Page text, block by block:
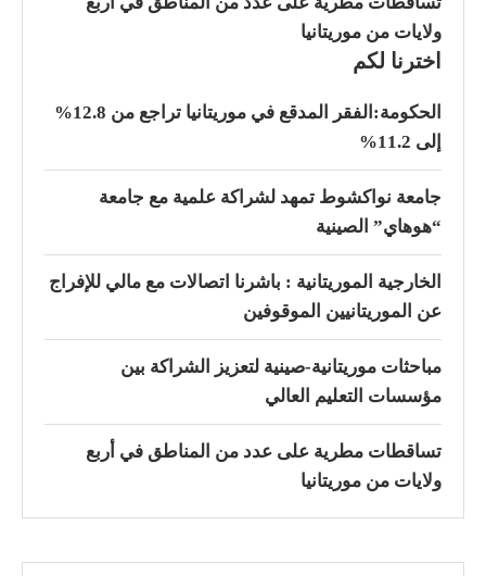
ولايات من موريتانيا
اخترنا لكم
الحكومة:الفقر المدقع في موريتانيا تراجع من 12.8%
إلى 11.2%
جامعة نواكشوط تمهد لشراكة علمية مع جامعة
“هوهاي” الصينية
الخارجية الموريتانية : باشرنا اتصالات مع مالي للإفراج
عن الموريتانيين الموقوفين
مباحثات موريتانية-صينية لتعزيز الشراكة بين
مؤسسات التعليم العالي
تساقطات مطرية على عدد من المناطق في أربع
ولايات من موريتانيا